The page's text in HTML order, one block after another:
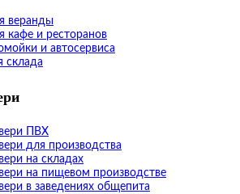
веранды
кафе и ресторанов
и автосервиса
ПВХ
для производства
на складах
на пищевом производстве
в заведениях общепита